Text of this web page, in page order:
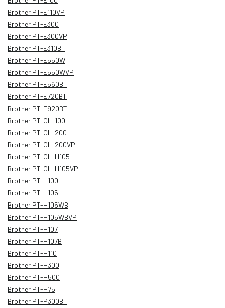
Brother PT-E110VP
Brother PT-E300
Brother PT-E300VP
Brother PT-E310BT
Brother PT-E550W
Brother PT-E550WVP
Brother PT-E560BT
Brother PT-E720BT
Brother PT-E920BT
Brother PT-GL-100
Brother PT-GL-200
Brother PT-GL-200VP
Brother PT-GL-H105
Brother PT-GL-H105VP
Brother PT-H100
Brother PT-H105
Brother PT-H105WB
Brother PT-H105WBVP
Brother PT-H107
Brother PT-H107B
Brother PT-H110
Brother PT-H300
Brother PT-H500
Brother PT-H75
Brother PT-P300BT